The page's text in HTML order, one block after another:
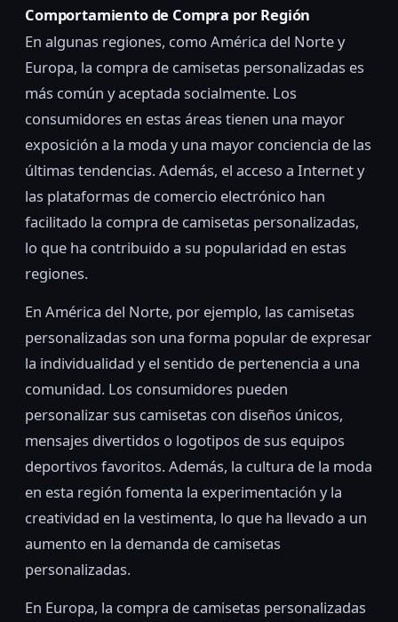
Comportamiento de Compra por Región
En algunas regiones, como América del Norte y
Europa, la compra de camisetas personalizadas es
más común y aceptada socialmente. Los
consumidores en estas áreas tienen una mayor
exposición a la moda y una mayor conciencia de las
últimas tendencias. Además, el acceso a Internet y
las plataformas de comercio electrónico han
facilitado la compra de camisetas personalizadas,
lo que ha contribuido a su popularidad en estas
regiones.
En América del Norte, por ejemplo, las camisetas
personalizadas son una forma popular de expresar
la individualidad y el sentido de pertenencia a una
comunidad. Los consumidores pueden
personalizar sus camisetas con diseños únicos,
mensajes divertidos o logotipos de sus equipos
deportivos favoritos. Además, la cultura de la moda
en esta región fomenta la experimentación y la
creatividad en la vestimenta, lo que ha llevado a un
aumento en la demanda de camisetas
personalizadas.
En Europa, la compra de camisetas personalizadas